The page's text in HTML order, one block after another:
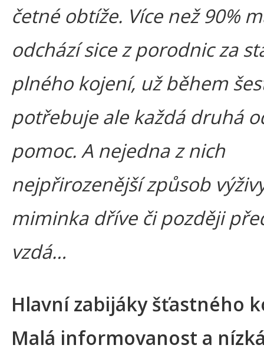
četné obtíže. Více než 90%
odchází sice z porodnic za
plného kojení, už během
potřebuje ale každá druhá
pomoc. A nejedna z nich
nejpřirozenější způsob
miminka dříve či později
vzdá…
Hlavní zabijáky šťastného
Malá informovanost a